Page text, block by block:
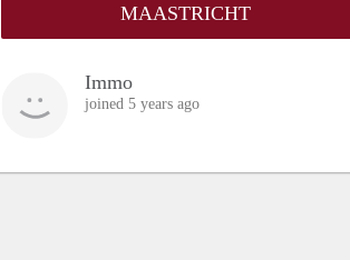
MAASTRICHT
Immo
joined 5 years ago